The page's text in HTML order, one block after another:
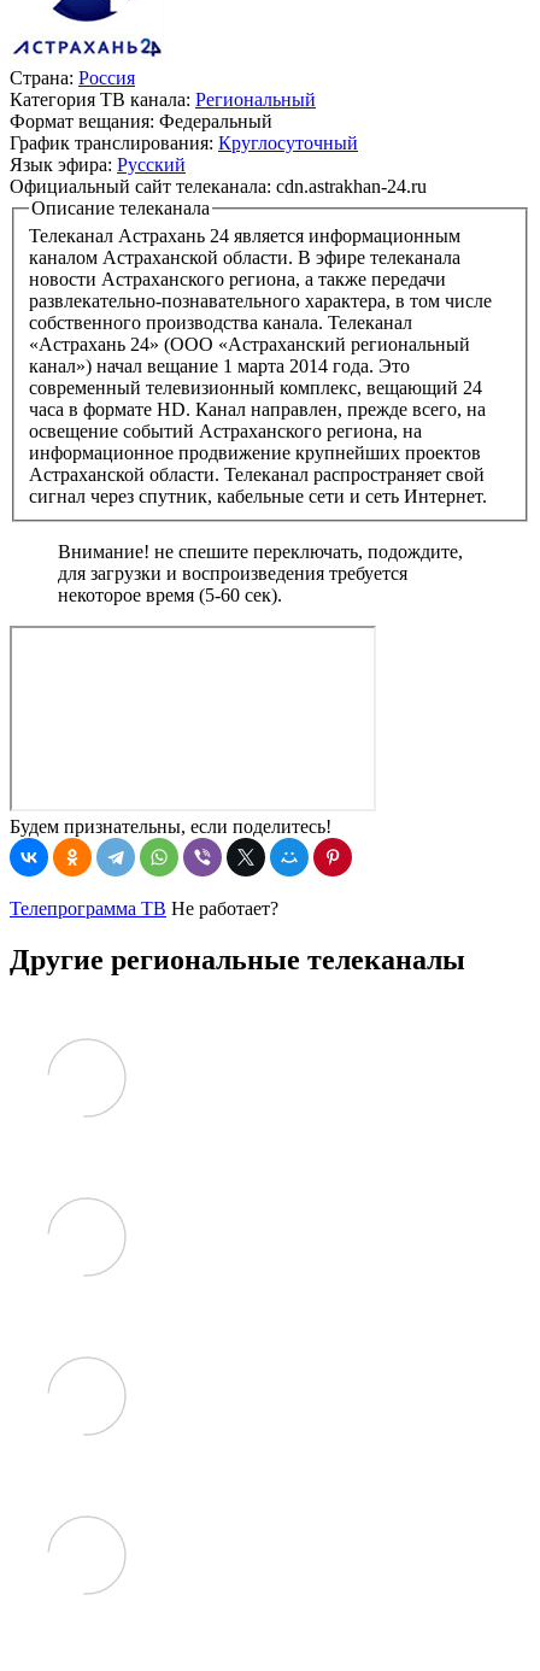
Страна: Россия
Категория ТВ канала: Региональный
Формат вещания: Федеральный
График транслирования: Круглосуточный
Язык эфира: Русский
Официальный сайт телеканала: cdn.astrakhan-24.ru
Описание телеканала
Телеканал Астрахань 24 является информационным
каналом Астраханской области. В эфире телеканала
новости Астраханского региона, а также передачи
развлекательно-познавательного характера, в том числе
собственного производства канала. Телеканал
«Астрахань 24» (ООО «Астраханский региональный
канал») начал вещание 1 марта 2014 года. Это
современный телевизионный комплекс, вещающий 24
часа в формате HD. Канал направлен, прежде всего, на
освещение событий Астраханского региона, на
информационное продвижение крупнейших проектов
Астраханской области. Телеканал распространяет свой
сигнал через спутник, кабельные сети и сеть Интернет.
Внимание! не спешите переключать, подождите,
для загрузки и воспроизведения требуется
некоторое время (5-60 сек).
Будем признательны, если поделитесь!
Телепрограмма ТВ Не работает?
Другие региональные телеканалы